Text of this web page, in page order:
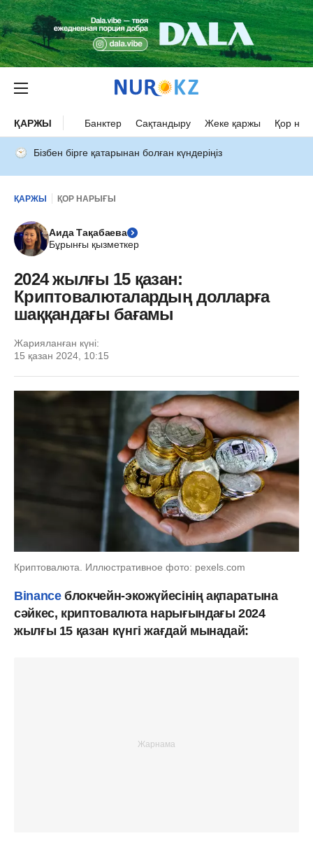
ҚАРЖЫ Банктер Сақтандыру Жеке қаржы Қор
Бізбен бірге қатарынан болған күндеріңіз
ҚАРЖЫ ҚОР НАРЫҒЫ
Аида Тақабаева
Бұрынғы қызметкер
2024 жылғы 15 қазан:
Криптовалюталардың долларға
шаққандағы бағамы
Жарияланған күні:
15 қазан 2024, 10:15
Криптовалюта. Иллюстративное фото: pexels.com
Binanceблокчейн-экожүйесінің ақпаратына
сәйкес, криптовалюта нарығындағы 2024
жылғы 15 қазан күнгі жағдай мынадай: